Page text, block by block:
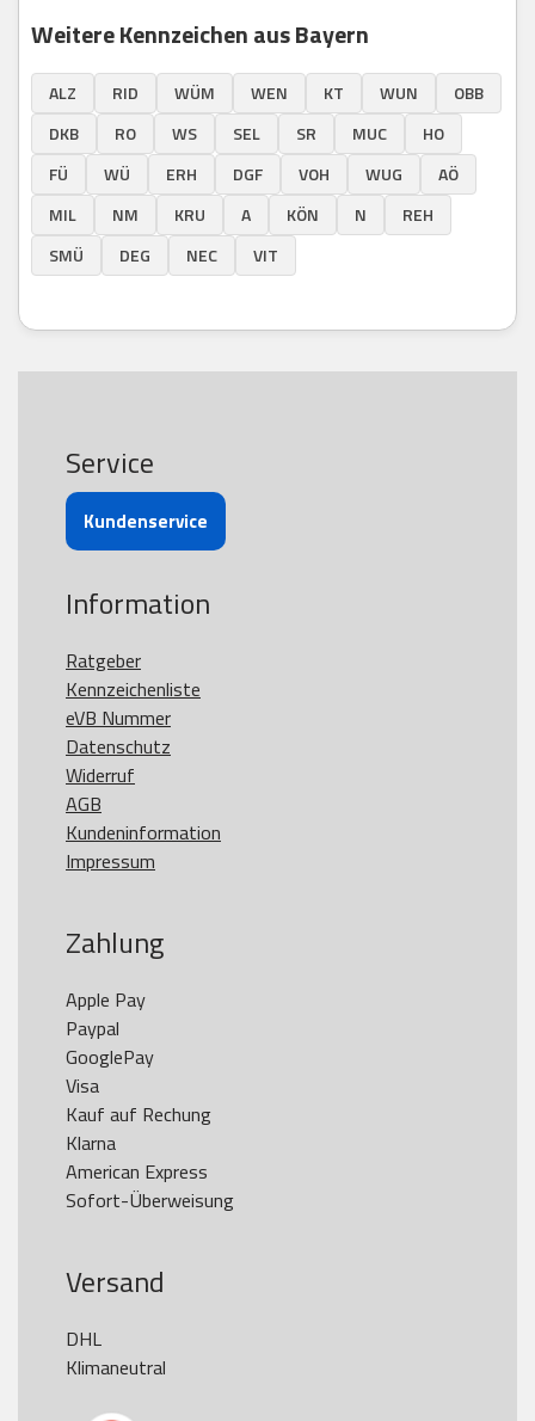
Weitere Kennzeichen aus Bayern
ALZ RID WÜM WEN KT WUN
OBB
DKB
RO WS SEL SR MUC
HO
FÜ
WÜ ERH DGF VOH WUG
AÖ
MIL
NM KRU A KÖN N
REH
SMÜ
DEG NEC VIT
Service
Kundenservice
Information
Ratgeber
Kennzeichenliste
eVB Nummer
Datenschutz
Widerruf
AGB
Kundeninformation
Impressum
Zahlung
Apple Pay
Paypal
GooglePay
Visa
Kauf auf Rechung
Klarna
American Express
Versand
DHL
Klimaneutral